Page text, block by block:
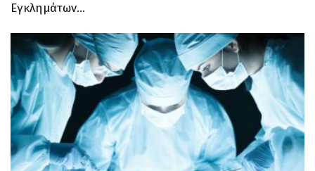
Εγκλημάτων…